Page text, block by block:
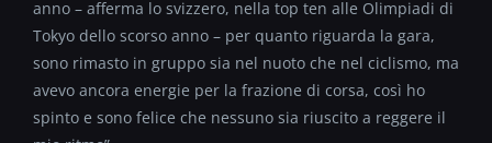
anno – afferma lo svizzero, nella top ten alle Olimpiadi di
Tokyo dello scorso anno – per quanto riguarda la gara,
sono rimasto in gruppo sia nel nuoto che nel ciclismo, ma
avevo ancora energie per la frazione di corsa, così ho
spinto e sono felice che nessuno sia riuscito a reggere il